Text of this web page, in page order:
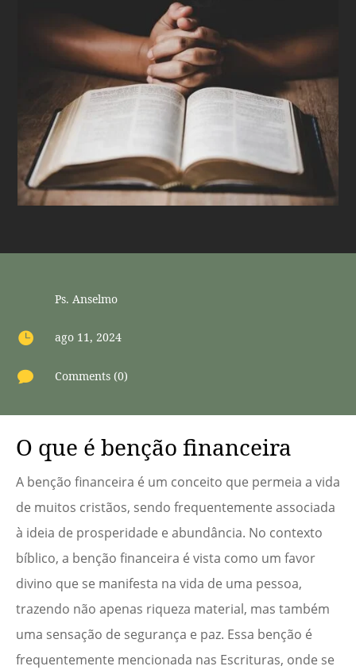
Ps. Anselmo
 ago 11, 2024
 Comments (0)
O que é benção financeira
A benção financeira é um conceito que permeia a vida
de muitos cristãos, sendo frequentemente associada
à ideia de prosperidade e abundância. No contexto
bíblico, a benção financeira é vista como um favor
divino que se manifesta na vida de uma pessoa,
trazendo não apenas riqueza material, mas também
uma sensação de segurança e paz. Essa benção é
frequentemente mencionada nas Escrituras, onde se